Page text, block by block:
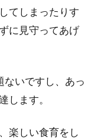
てしまったりす
に見守ってあげ
ないですし、あっ
します。
楽しい食育をし